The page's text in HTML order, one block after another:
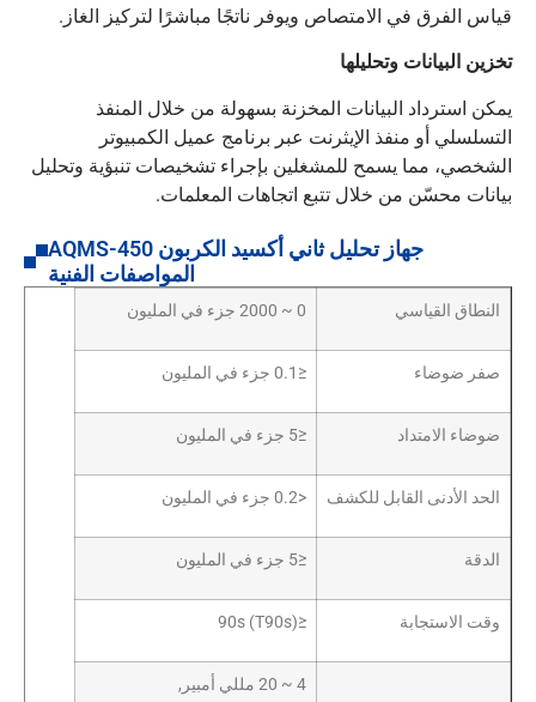
قياس الفرق في الامتصاص ويوفر ناتجًا مباشرًا لتركيز الغاز.
تخزين البيانات وتحليلها
يمكن استرداد البيانات المخزنة بسهولة من خلال المنفذ
التسلسلي أو منفذ الإيثرنت عبر برنامج عميل الكمبيوتر
الشخصي، مما يسمح للمشغلين بإجراء تشخيصات تنبؤية وتحليل
بيانات محسّن من خلال تتبع اتجاهات المعلمات.
جهاز تحليل ثاني أكسيد الكربون AQMS-450
المواصفات الفنية
النطاق القياسي 0 ~ 2000 جزء في المليون
صفر ضوضاء ≤0.1 جزء في المليون
ضوضاء الامتداد ≤5 جزء في المليون
الحد الأدنى القابل للكشف <0.2 جزء في المليون
الدقة ≤5 جزء في المليون
وقت الاستجابة ≤90s (T90s)
4 ~ 20 مللي أمبير,